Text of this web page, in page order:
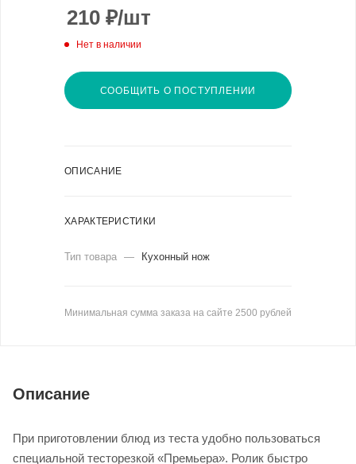
210 ₽/шт
Нет в наличии
СООБЩИТЬ О ПОСТУПЛЕНИИ
ОПИСАНИЕ
ХАРАКТЕРИСТИКИ
Тип товара — Кухонный нож
Минимальная сумма заказа на сайте 2500 рублей
Описание
При приготовлении блюд из теста удобно пользоваться
специальной тесторезкой «Премьера». Ролик быстро